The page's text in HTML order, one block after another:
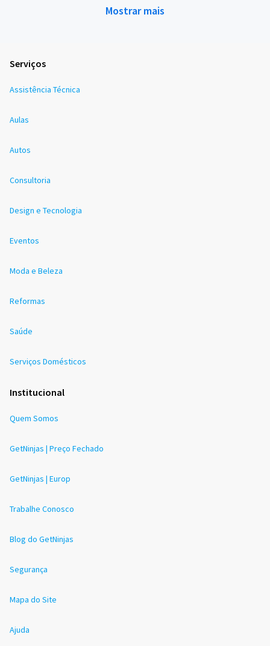
Mostrar mais
Serviços
Assistência Técnica
Aulas
Autos
Consultoria
Design e Tecnologia
Eventos
Moda e Beleza
Reformas
Saúde
Serviços Domésticos
Institucional
Quem Somos
GetNinjas | Preço Fechado
GetNinjas | Europ
Trabalhe Conosco
Blog do GetNinjas
Segurança
Mapa do Site
Ajuda